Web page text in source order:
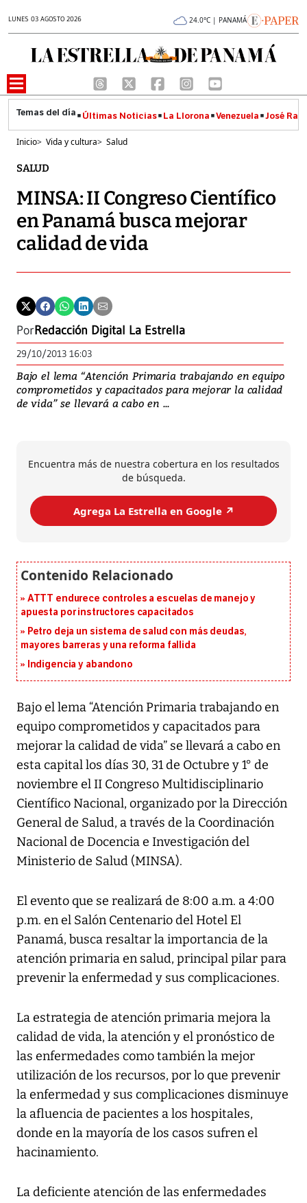
LUNES 03 AGOSTO 2026 24.0°C | PANAMÁ
Últimas Noticias La Llorona Venezuela José
Inicio> Vida y cultura> Salud
SALUD
MINSA: II Congreso Científico
en Panamá busca mejorar
calidad de vida
PorRedacción Digital La Estrella
29/10/2013 16:03
Bajo el lema “Atención Primaria trabajando en equipo
comprometidos y capacitados para mejorar la calidad
de vida” se llevará a cabo en ...
Encuentra más de nuestra cobertura en los resultados
de búsqueda.
Agrega La Estrella en Google ↗️
ATTT endurece controles a escuelas de manejo y
apuesta por instructores capacitados
Petro deja un sistema de salud con más deudas,
mayores barreras y una reforma fallida
Indigencia y abandono
Bajo el lema “Atención Primaria trabajando en
equipo comprometidos y capacitados para
mejorar la calidad de vida” se llevará a cabo en
esta capital los días 30, 31 de Octubre y 1° de
noviembre el II Congreso Multidisciplinario
Científico Nacional, organizado por la Dirección
General de Salud, a través de la Coordinación
Nacional de Docencia e Investigación del
Ministerio de Salud (MINSA).
El evento que se realizará de 8:00 a.m. a 4:00
p.m. en el Salón Centenario del Hotel El
Panamá, busca resaltar la importancia de la
atención primaria en salud, principal pilar para
prevenir la enfermedad y sus complicaciones.
La estrategia de atención primaria mejora la
calidad de vida, la atención y el pronóstico de
las enfermedades como también la mejor
utilización de los recursos, por lo que prevenir
la enfermedad y sus complicaciones disminuye
la afluencia de pacientes a los hospitales,
donde en la mayoría de los casos sufren el
hacinamiento.
La deficiente atención de las enfermedades